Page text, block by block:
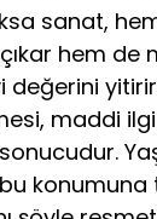
sanat,
hem de
maddi ilgi
konumuna